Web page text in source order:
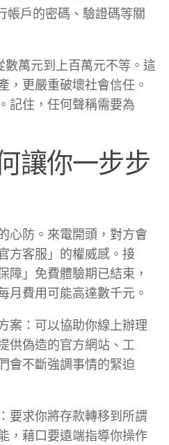
帳戶的密碼、驗證碼等關
萬元到上百萬元不等。這
，更嚴重破壞社會信任。
記住，任何聲稱需要為
讓你一步步
心防。來電開頭，對方會
方客服」的權威感。接
障」免費體驗期已結束，
月費用可能高達數千元。
案：可以協助你線上辦理
供偽造的官方網站、工
會不斷強調事情的緊迫
要求你將存款轉移到所謂
，藉口要遠端指導你操作